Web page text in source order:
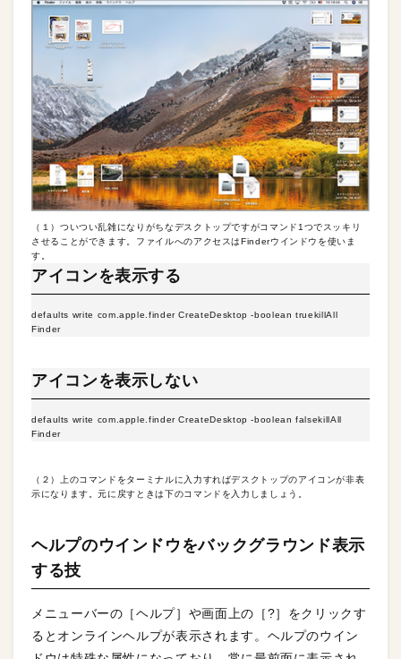
（１）ついつい乱雑になりがちなデスクトップですがコマンド1つでスッキリ
させることができます。ファイルへのアクセスはFinderウインドウを使いま
す。
アイコンを表示する
defaults write com.apple.finder CreateDesktop -boolean truekillAll
Finder
アイコンを表示しない
defaults write com.apple.finder CreateDesktop -boolean falsekillAll
Finder
（２）上のコマンドをターミナルに入力すればデスクトップのアイコンが非表
示になります。元に戻すときは下のコマンドを入力しましょう。
ヘルプのウインドウをバックグラウンド表示
する技
メニューバーの［ヘルプ］や画面上の［?］をクリックす
るとオンラインヘルプが表示されます。ヘルプのウイン